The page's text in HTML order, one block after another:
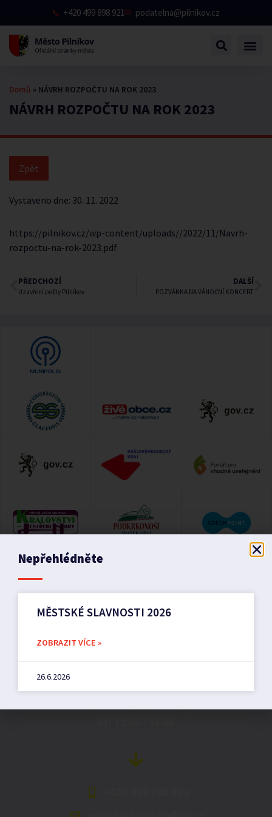
+420 499 898 921 podatelna@pilnikov.cz
NÁVRH ROZPOČTU NA ROK 2023
Domů » NÁVRH ROZPOČTU NA ROK 2023
Vystaveno dne: 30. 11. 2022
https://pilnikov.cz/wp-content/uploads//2022/11/Navrh-
rozpoctu-na-rok-2023.pdf
PŘEDCHOZÍ
Uzavření pošty Pilníkov
DALŠÍ
POZVÁNKA NA VÁNOČNÍ KONCERT
542 42 Pilníkov
MěU: Po: 08:00 – 17:00,
Nepřehlédněte
MĚSTSKÉ SLAVNOSTI 2026
ZOBRAZIT VÍCE »
26.6.2026